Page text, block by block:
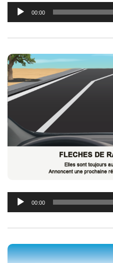
Lecteur
audio
00:00
Lecteur
audio
00:00